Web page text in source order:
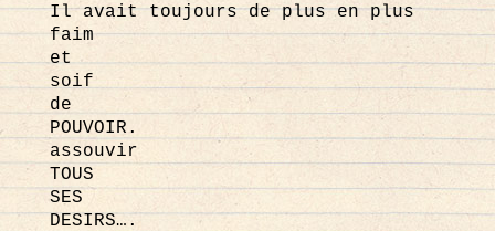
Il avait toujours de plus en plus
faim
et
soif
de
POUVOIR.
assouvir
TOUS
SES
DESIRS….